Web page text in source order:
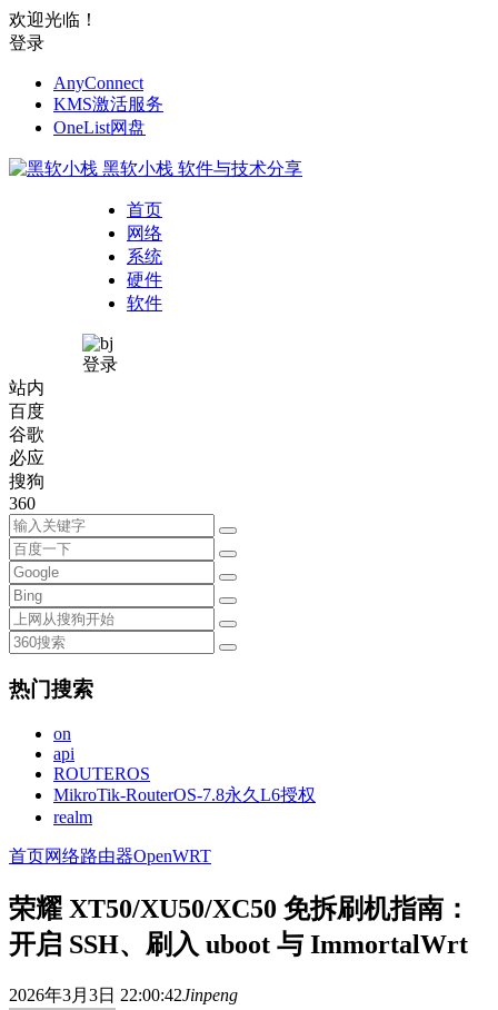
欢迎光临！
登录
AnyConnect
KMS激活服务
OneList网盘
黑软小栈 软件与技术分享
首页
网络
系统
硬件
软件
登录
站内
百度
谷歌
必应
搜狗
360
热门搜索
on
api
ROUTEROS
MikroTik-RouterOS-7.8永久L6授权
realm
首页网络路由器OpenWRT
荣耀 XT50/XU50/XC50 免拆刷机指南：
开启 SSH、刷入 uboot 与 ImmortalWrt
2026年3月3日 22:00:42Jinpeng